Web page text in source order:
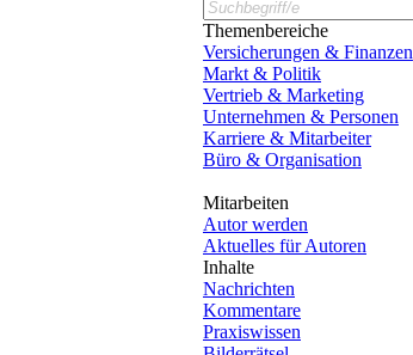
Themenbereiche
Versicherungen & Finanzen
Markt & Politik
Vertrieb & Marketing
Unternehmen & Personen
Karriere & Mitarbeiter
Büro & Organisation
Mitarbeiten
Autor werden
Aktuelles für Autoren
Inhalte
Nachrichten
Kommentare
Praxiswissen